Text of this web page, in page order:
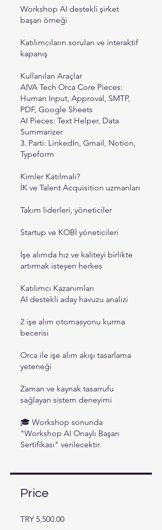
Workshop AI destekli şirket
başarı örneği
Katılımcıların soruları ve interaktif
kapanış
Kullanılan Araçlar
AIVA Tech Orca Core Pieces:
Human Input, Approval, SMTP,
PDF, Google Sheets
AI Pieces: Text Helper, Data
Summarizer
3. Parti: LinkedIn, Gmail, Notion,
Typeform
Kimler Katılmalı?
İK ve Talent Acquisition uzmanları
Takım liderleri, yöneticiler
Startup ve KOBİ yöneticileri
İşe alımda hız ve kaliteyi birlikte
artırmak isteyen herkes
Katılımcı Kazanımları
AI destekli aday havuzu analizi
2 işe alım otomasyonu kurma
becerisi
Orca ile işe alım akışı tasarlama
yeteneği
Zaman ve kaynak tasarrufu
sağlayan sistem deneyimi
🎓 Workshop sonunda
"Workshop AI Onaylı Başarı
Sertifikası" verilecektir.
Price
TRY 5,500.00